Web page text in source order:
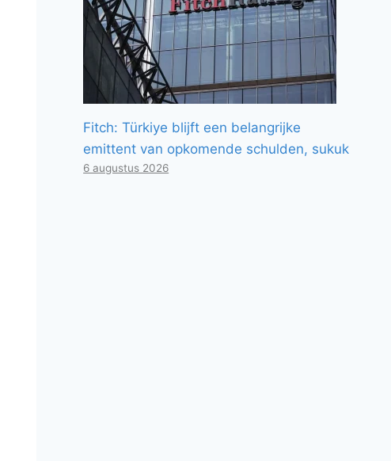
Fitch: Türkiye blijft een belangrijke
emittent van opkomende schulden, sukuk
6 augustus 2026